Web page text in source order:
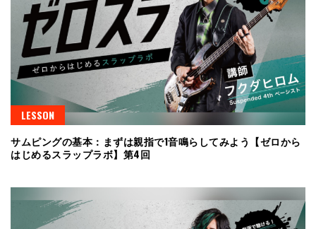
LESSON
サムピングの基本：まずは親指で1音鳴らしてみよう【ゼロから
はじめるスラップラボ】第4回